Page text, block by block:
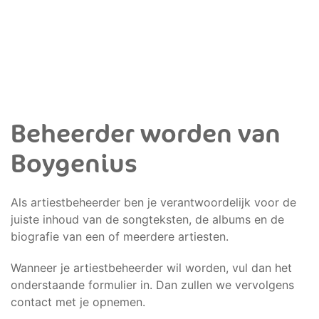
Beheerder worden van
Boygenius
Als artiestbeheerder ben je verantwoordelijk voor de
juiste inhoud van de songteksten, de albums en de
biografie van een of meerdere artiesten.
Wanneer je artiestbeheerder wil worden, vul dan het
onderstaande formulier in. Dan zullen we vervolgens
contact met je opnemen.